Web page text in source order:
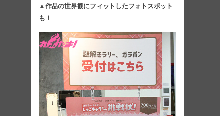
▲作品の世界観にフィットしたフォトスポット
も！